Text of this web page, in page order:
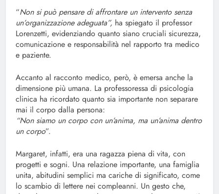
“Non si può pensare di affrontare un intervento senza
un’organizzazione adeguata”, ha spiegato il professor
Lorenzetti, evidenziando quanto siano cruciali sicurezza,
comunicazione e responsabilità nel rapporto tra medico
e paziente.
Accanto al racconto medico, però, è emersa anche la
dimensione più umana. La professoressa di psicologia
clinica ha ricordato quanto sia importante non separare
mai il corpo dalla persona:
“Non siamo un corpo con un’anima, ma un’anima dentro
un corpo”.
Margaret, infatti, era una ragazza piena di vita, con
progetti e sogni. Una relazione importante, una famiglia
unita, abitudini semplici ma cariche di significato, come
lo scambio di lettere nei compleanni. Un gesto che,